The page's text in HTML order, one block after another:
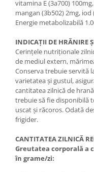
vitamina E (3a700)
mangan (3b502) 2mg, iod
Energie metabolizabilă
INDICAȚII DE HRĂNIRE
Cerinţele nutriţionale
de mediul extern,
Conserva trebuie servită
varietatea şi gustul,
cantitatea zilnică de
trebuie să fie disponibilă
uscat şi răcoros. Odată
frigider.
CANTITATEA ZILNICĂ
Greutatea corporală a
în grame/zi: